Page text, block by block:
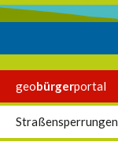
geobürgerportal
Straßensperrungen